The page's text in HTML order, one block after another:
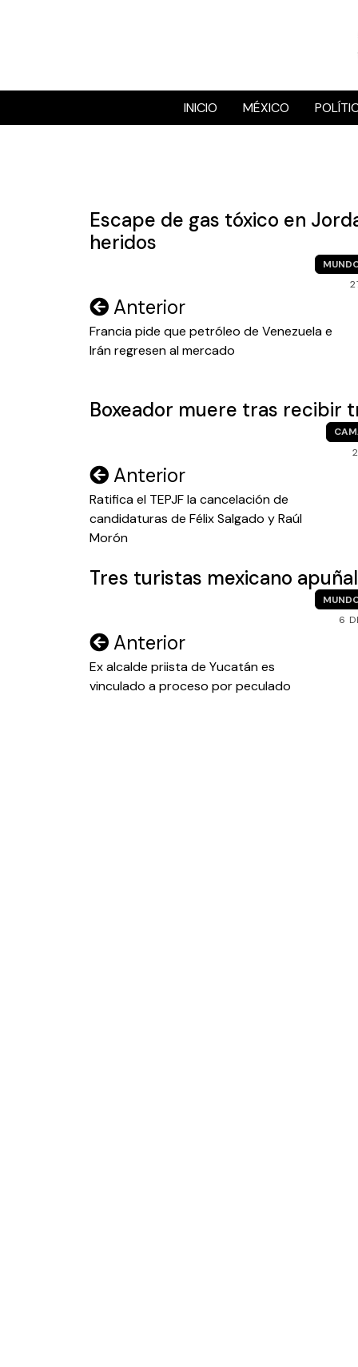
INICIO MÉXICO
Escape de gas tóxico en
heridos
Navegación
de
entradas
Anterior
Francia pide que petróleo de Venezuela e
Irán regresen al mercado
Boxeador muere tras recibir
Navegación
de
entradas
Anterior
Ratifica el TEPJF la cancelación de
candidaturas de Félix Salgado y Raúl
Morón
Tres turistas mexicano
6
Navegación
de
entradas
Anterior
Ex alcalde priista de Yucatán es
vinculado a proceso por peculado